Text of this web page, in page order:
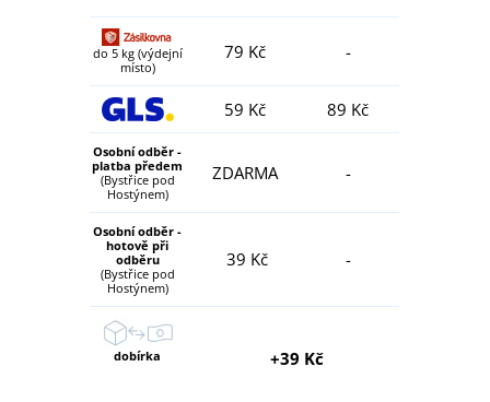
do 5 kg (výdejní
místo)
79 Kč -
59 Kč 89 Kč
Osobní odběr -
platba předem
(Bystřice pod
Hostýnem)
ZDARMA -
Osobní odběr -
hotově při
odběru
(Bystřice pod
Hostýnem)
39 Kč -
dobírka +39 Kč